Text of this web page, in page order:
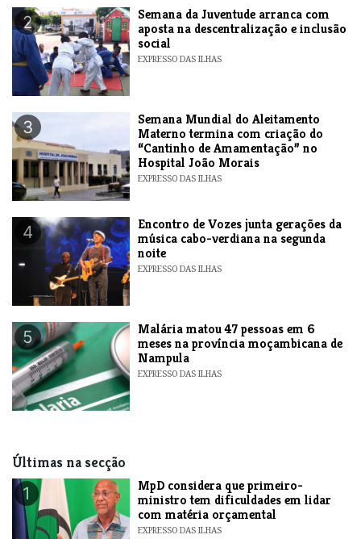
2
Semana da Juventude arranca com
aposta na descentralização e inclusão
social
EXPRESSO DAS ILHAS
3
Semana Mundial do Aleitamento
Materno termina com criação do
“Cantinho de Amamentação” no
Hospital João Morais
EXPRESSO DAS ILHAS
4
Encontro de Vozes junta gerações da
música cabo-verdiana na segunda
noite
EXPRESSO DAS ILHAS
5
​Malária matou 47 pessoas em 6
meses na província moçambicana de
Nampula
EXPRESSO DAS ILHAS
Últimas na secção
1
MpD considera que primeiro-
ministro tem dificuldades em lidar
com matéria orçamental
EXPRESSO DAS ILHAS